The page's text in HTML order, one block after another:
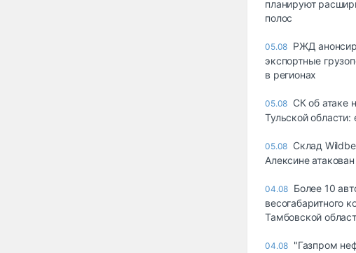
планируют
полос
05.08 РЖД
экспортные
в регионах
05.08 СК об атаке
Тульской
05.08 Склад
Алексине
04.08 Более 10
весогабаритного
Тамбовской
04.08 "Газпром